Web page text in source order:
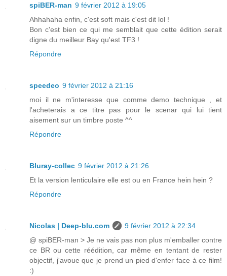
spiBER-man 9 février 2012 à 19:05
Ahhahaha enfin, c'est soft mais c'est dit lol !
Bon c'est bien ce qui me semblait que cette édition serait
digne du meilleur Bay qu'est TF3 !
Répondre
speedeo 9 février 2012 à 21:16
moi il ne m'interesse que comme demo technique , et
l'acheterais a ce titre pas pour le scenar qui lui tient
aisement sur un timbre poste ^^
Répondre
Bluray-collec 9 février 2012 à 21:26
Et la version lenticulaire elle est ou en France hein hein ?
Répondre
Nicolas | Deep-blu.com
9 février 2012 à 22:34
@ spiBER-man > Je ne vais pas non plus m'emballer contre
ce BR ou cette réédition, car même en tentant de rester
objectif, j'avoue que je prend un pied d'enfer face à ce film!
:)